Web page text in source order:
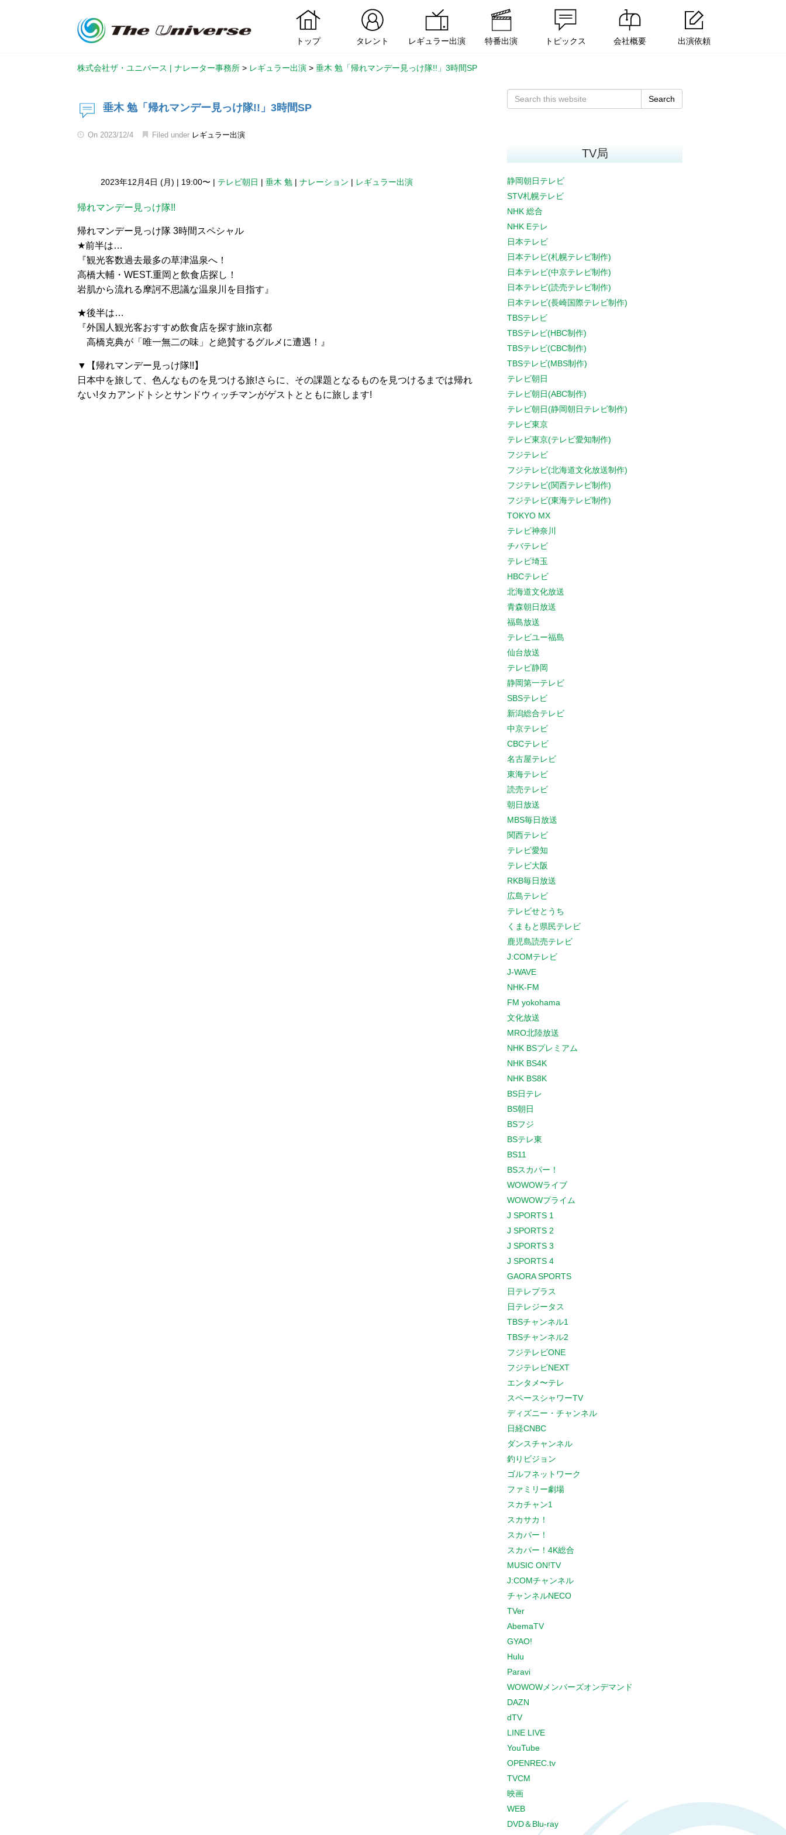
トップ タレント レギュラー出演 特番出演 トピックス 会社概要 出演依頼
株式会社ザ・ユニバース | ナレーター事務所 > レギュラー出演 > 垂木 勉「帰れマンデー見っけ隊!!」3時間SP
垂木 勉「帰れマンデー見っけ隊!!」3時間SP
On 2023/12/4 Filed under レギュラー出演
2023年12月4日 (月) | 19:00〜 | テレビ朝日 | 垂木 勉 | ナレーション | レギュラー出演
帰れマンデー見っけ隊!!
帰れマンデー見っけ隊 3時間スペシャル
★前半は…
『観光客数過去最多の草津温泉へ！
高橋大輔・WEST.重岡と飲食店探し！
岩肌から流れる摩訶不思議な温泉川を目指す』
★後半は…
『外国人観光客おすすめ飲食店を探す旅in京都
高橋克典が「唯一無二の味」と絶賛するグルメに遭遇！』
▼【帰れマンデー見っけ隊!!】
日本中を旅して、色んなものを見つける旅!さらに、その課題となるものを見つけるまでは帰れ
ない!タカアンドトシとサンドウィッチマンがゲストとともに旅します!
Search
TV局
静岡朝日テレビ
STV札幌テレビ
NHK 総合
NHK Eテレ
日本テレビ
日本テレビ(札幌テレビ制作)
日本テレビ(中京テレビ制作)
日本テレビ(読売テレビ制作)
日本テレビ(長崎国際テレビ制作)
TBSテレビ
TBSテレビ(HBC制作)
TBSテレビ(CBC制作)
TBSテレビ(MBS制作)
テレビ朝日
テレビ朝日(ABC制作)
テレビ朝日(静岡朝日テレビ制作)
テレビ東京
テレビ東京(テレビ愛知制作)
フジテレビ
フジテレビ(北海道文化放送制作)
フジテレビ(関西テレビ制作)
フジテレビ(東海テレビ制作)
TOKYO MX
テレビ神奈川
チバテレビ
テレビ埼玉
HBCテレビ
北海道文化放送
青森朝日放送
福島放送
テレビユー福島
仙台放送
テレビ静岡
静岡第一テレビ
SBSテレビ
新潟総合テレビ
中京テレビ
CBCテレビ
名古屋テレビ
東海テレビ
読売テレビ
朝日放送
MBS毎日放送
関西テレビ
テレビ愛知
テレビ大阪
RKB毎日放送
広島テレビ
テレビせとうち
くまもと県民テレビ
鹿児島読売テレビ
J:COMテレビ
J-WAVE
NHK-FM
FM yokohama
文化放送
MRO北陸放送
NHK BSプレミアム
NHK BS4K
NHK BS8K
BS日テレ
BS朝日
BSフジ
BSテレ東
BS11
BSスカパー！
WOWOWライブ
WOWOWプライム
J SPORTS 1
J SPORTS 2
J SPORTS 3
J SPORTS 4
GAORA SPORTS
日テレプラス
日テレジータス
TBSチャンネル1
TBSチャンネル2
フジテレビONE
フジテレビNEXT
エンタメ〜テレ
スペースシャワーTV
ディズニー・チャンネル
日経CNBC
ダンスチャンネル
釣りビジョン
ゴルフネットワーク
ファミリー劇場
スカチャン1
スカサカ！
スカパー！
スカパー！4K総合
MUSIC ON!TV
J:COMチャンネル
チャンネルNECO
TVer
AbemaTV
GYAO!
Hulu
Paravi
WOWOWメンバーズオンデマンド
DAZN
dTV
LINE LIVE
YouTube
OPENREC.tv
TVCM
映画
WEB
DVD＆Blu-ray